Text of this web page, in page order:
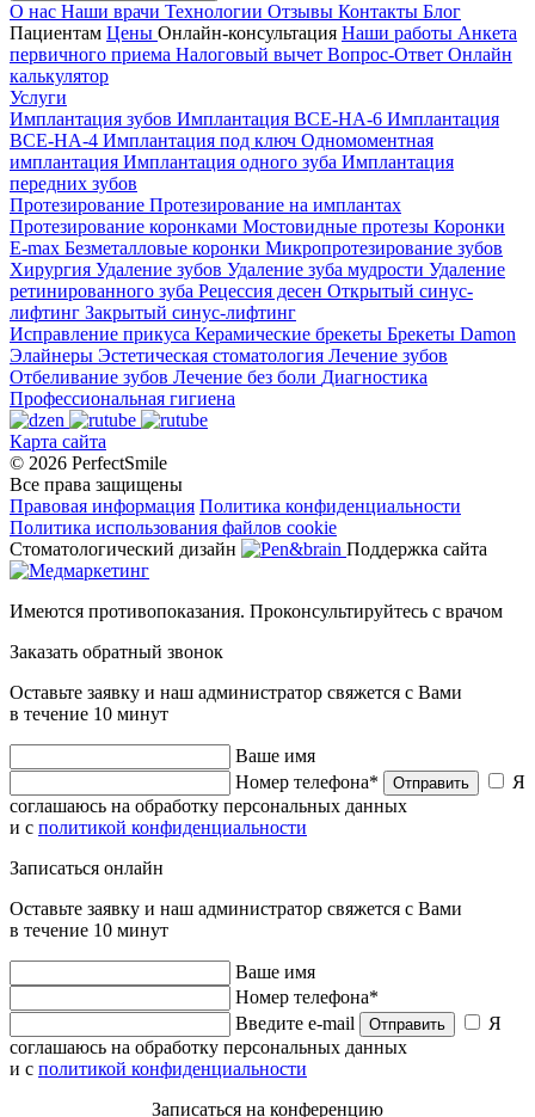
О нас Наши врачи Технологии Отзывы Контакты Блог
Пациентам Цены Онлайн-консультация Наши работы Анкета
первичного приема Налоговый вычет Вопрос-Ответ Онлайн
калькулятор
Услуги
Имплантация зубов Имплантация ВСЕ-НА-6 Имплантация
ВСЕ-НА-4 Имплантация под ключ Одномоментная
имплантация Имплантация одного зуба Имплантация
передних зубов
Протезирование Протезирование на имплантах
Протезирование коронками Мостовидные протезы Коронки
E-max Безметалловые коронки Микропротезирование зубов
Хирургия Удаление зубов Удаление зуба мудрости Удаление
ретинированного зуба Рецессия десен Открытый синус-
лифтинг Закрытый синус-лифтинг
Исправление прикуса Керамические брекеты Брекеты Damon
Элайнеры Эстетическая стоматология Лечение зубов
Отбеливание зубов Лечение без боли Диагностика
Профессиональная гигиена
Карта сайта
© 2026 PerfectSmile
Все права защищены
Правовая информация Политика конфиденциальности
Политика использования файлов cookie
Стоматологический дизайн
Поддержка сайта
Имеются противопоказания. Проконсультируйтесь с врачом
Заказать обратный звонок
Оставьте заявку и наш администратор свяжется с Вами
в течение 10 минут
Ваше имя
Номер телефона*
Отправить
Я
соглашаюсь на обработку персональных данных
и с политикой конфиденциальности
Записаться онлайн
Оставьте заявку и наш администратор свяжется с Вами
в течение 10 минут
Ваше имя
Номер телефона*
Введите e-mail
Отправить
Я
соглашаюсь на обработку персональных данных
и с политикой конфиденциальности
Записаться на конференцию